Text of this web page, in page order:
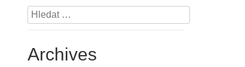
Vyhledávání
Archives